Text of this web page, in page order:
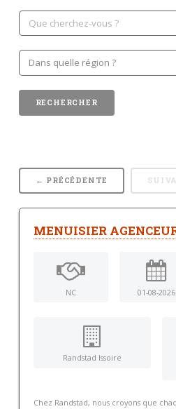
← PRÉCÉDENTE
MENUISIER
NC 01-08-2026
Randstad Issoire
Chez Randstad, nous croyons que